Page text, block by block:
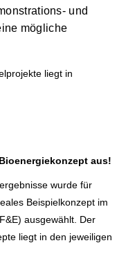
und
mögliche
liegt in
aus!
wurde für
Beispielkonzept im
ausgewählt. Der
liegt in den jeweiligen